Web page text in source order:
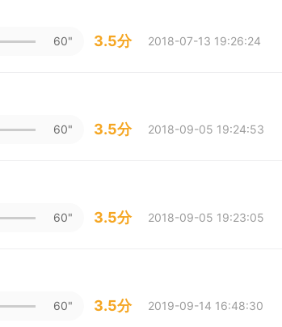
60" 3.5分 2018-07-13 19:26:24
60" 3.5分 2018-09-05 19:24:53
60" 3.5分 2018-09-05 19:23:05
60" 3.5分 2019-09-14 16:48:30